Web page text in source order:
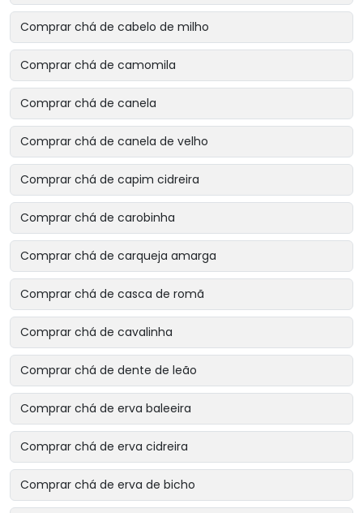
Comprar chá de cabelo de milho
Comprar chá de camomila
Comprar chá de canela
Comprar chá de canela de velho
Comprar chá de capim cidreira
Comprar chá de carobinha
Comprar chá de carqueja amarga
Comprar chá de casca de romã
Comprar chá de cavalinha
Comprar chá de dente de leão
Comprar chá de erva baleeira
Comprar chá de erva cidreira
Comprar chá de erva de bicho